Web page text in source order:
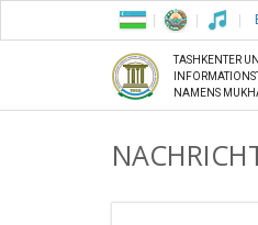
TASHKENTER
NAMENS